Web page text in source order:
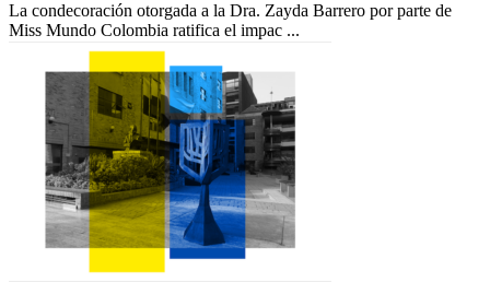
La condecoración otorgada a la Dra. Zayda Barrero por parte de
Miss Mundo Colombia ratifica el impac ...